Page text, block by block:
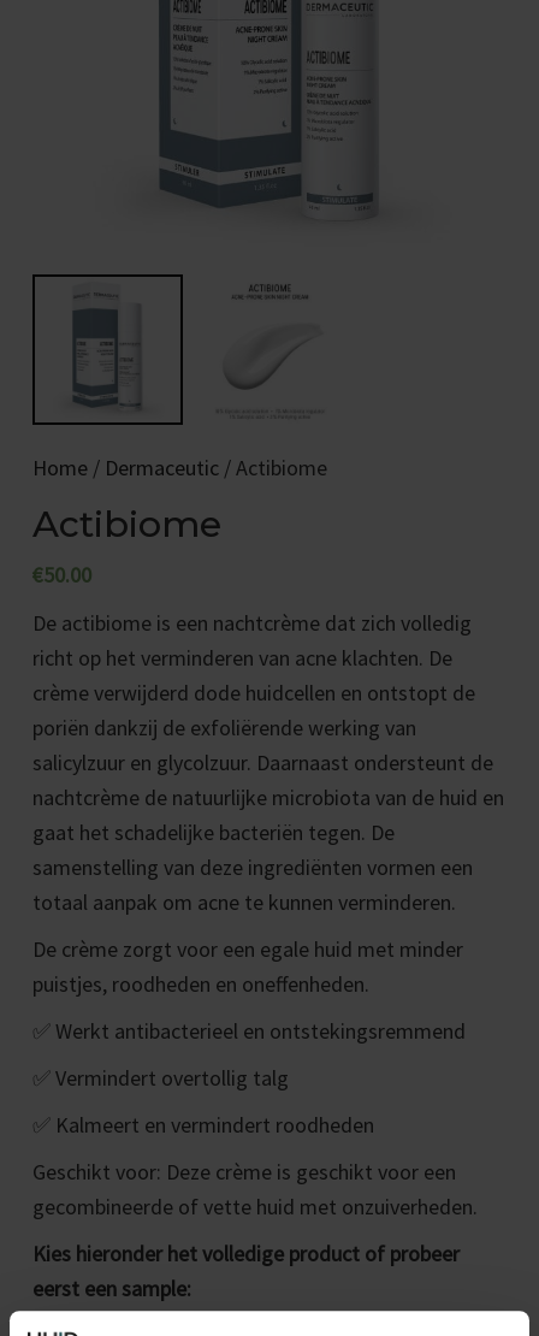
Home / Dermaceutic / Actibiome
Actibiome
€50.00
De actibiome is een nachtcrème dat zich volledig
richt op het verminderen van acne klachten. De
crème verwijderd dode huidcellen en ontstopt de
poriën dankzij de exfoliërende werking van
salicylzuur en glycolzuur. Daarnaast ondersteunt de
nachtcrème de natuurlijke microbiota van de huid en
gaat het schadelijke bacteriën tegen. De
samenstelling van deze ingrediënten vormen een
totaal aanpak om acne te kunnen verminderen.
De crème zorgt voor een egale huid met minder
puistjes, roodheden en oneffenheden.
✅Werkt antibacterieel en ontstekingsremmend
✅Vermindert overtollig talg
✅ Kalmeert en vermindert roodheden
Geschikt voor: Deze crème is geschikt voor een
gecombineerde of vette huid met onzuiverheden.
Kies hieronder het volledige product of probeer
eerst een sample: